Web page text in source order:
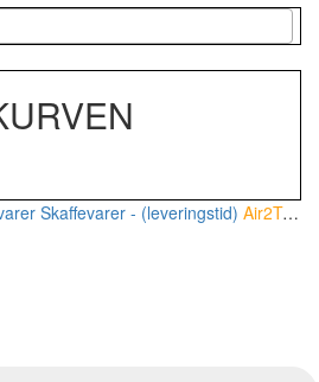
Skaffevarer - (leveringstid) Air2Trust Montagebøjle 630 udvendig